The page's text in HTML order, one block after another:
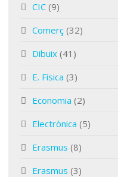
CIC (9)
Comerç (32)
Dibuix (41)
E. Física (3)
Economia (2)
Electrònica (5)
Erasmus (8)
Erasmus (3)